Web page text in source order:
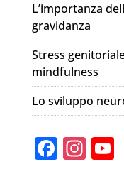
L’importanza
gravidanza
Stress
mindfulness
Lo sviluppo
F In Y